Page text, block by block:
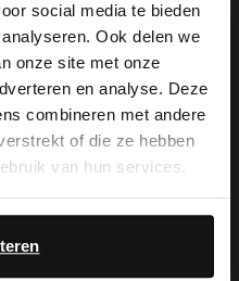
social media te bieden
Ook delen we
onze site met onze
en analyse. Deze
combineren met andere
of die ze hebben
van hun services.
von
dich
×
in English?
isn't Dutch. Would